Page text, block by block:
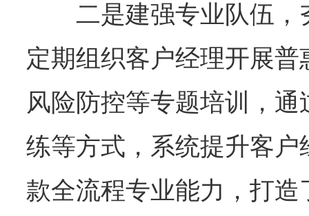
二是建强专业队伍
定期组织客户经理开展
风险防控等专题培训，
练等方式，系统提升客
款全流程专业能力，打